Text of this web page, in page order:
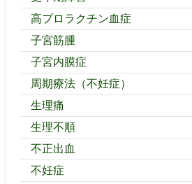
高プロラクチン血症
子宮筋腫
子宮内膜症
周期療法（不妊症）
生理痛
生理不順
不正出血
不妊症